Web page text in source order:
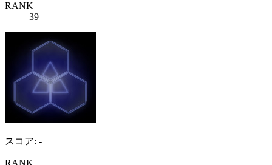
RANK
39
スコア: -